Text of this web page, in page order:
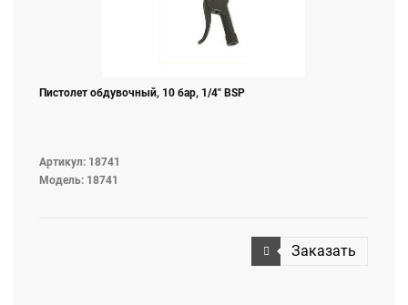
Пистолет обдувочный, 10 бар, 1/4" BSP
Артикул: 18741
Модель: 18741
Заказать